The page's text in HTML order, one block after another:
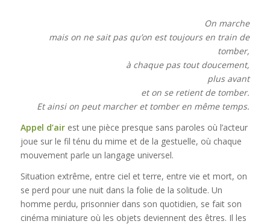
On marche
mais on ne sait pas qu’on est toujours en train de
tomber,
à chaque pas tout doucement,
plus avant
et on se retient de tomber.
Et ainsi on peut marcher et tomber en même temps.
Appel d’airest une pièce presque sans paroles où l’acteur
joue sur le fil ténu du mime et de la gestuelle, où chaque
mouvement parle un langage universel.
Situation extrême, entre ciel et terre, entre vie et mort, on
se perd pour une nuit dans la folie de la solitude. Un
homme perdu, prisonnier dans son quotidien, se fait son
cinéma miniature où les objets deviennent des êtres. Il les